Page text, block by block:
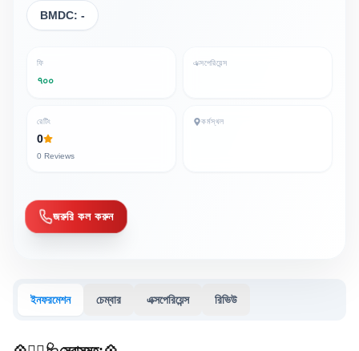
BMDC: -
ফি
৭০০
এক্সপেরিয়েন্স
রেটিং
0
0 Reviews
কর্মস্থল
জরুরি কল করুন
ইনফরমেশন চেম্বার এক্সপেরিয়েন্স রিভিউ